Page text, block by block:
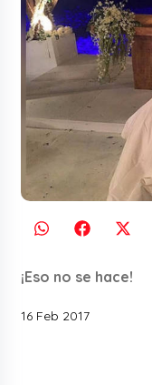
¡Eso no se hace!
16 Feb 2017